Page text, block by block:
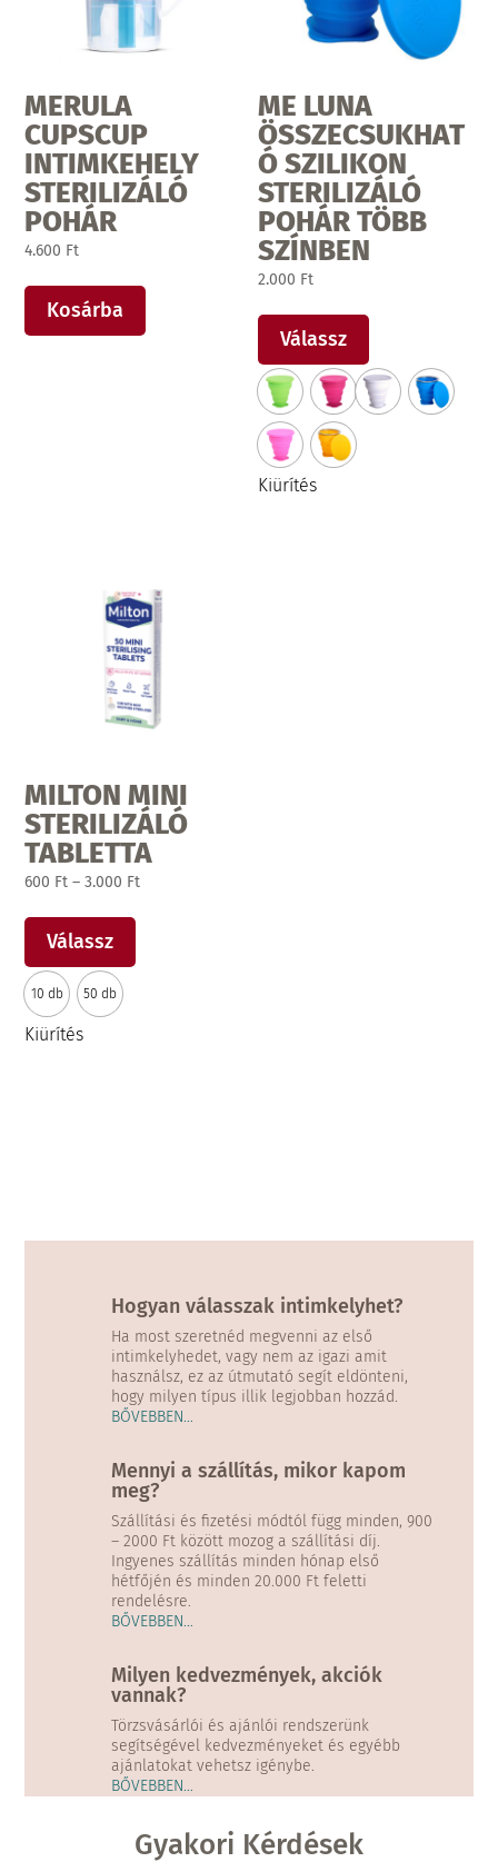
MERULA
CUPSCUP
INTIMKEHELY
STERILIZÁLÓ
POHÁR
4.600 Ft
Kosárba
ME LUNA
ÖSSZECSUKHAT
Ó SZILIKON
STERILIZÁLÓ
POHÁR TÖBB
SZÍNBEN
2.000 Ft
Válassz
terméknek
több
Kiürítés
MILTON MINI
STERILIZÁLÓ
TABLETTA
600 Ft – 3.000 FtÁrtartomány:
Válassz
terméknek
10 db 50 db
Kiürítés
Hogyan válasszak intimkelyhet?
Ha most szeretnéd megvenni az első
intimkelyhedet, vagy nem az igazi amit
használsz, ez az útmutató segít eldönteni,
hogy milyen típus illik legjobban hozzád.
BŐVEBBEN…
Mennyi a szállítás, mikor kapom
meg?
Szállítási és fizetési módtól függ minden, 900
– 2000 Ft között mozog a szállítási díj.
Ingyenes szállítás minden hónap első
hétfőjén és minden 20.000 Ft feletti
rendelésre.
BŐVEBBEN…
Milyen kedvezmények, akciók
vannak?
Törzsvásárlói és ajánlói rendszerünk
segítségével kedvezményeket és egyébb
ajánlatokat vehetsz igénybe.
BŐVEBBEN…
Gyakori Kérdések